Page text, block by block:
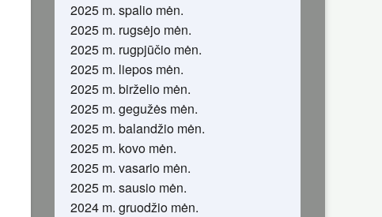
2025 m. spalio mėn.
2025 m. rugsėjo mėn.
2025 m. rugpjūčio mėn.
2025 m. liepos mėn.
2025 m. birželio mėn.
2025 m. gegužės mėn.
2025 m. balandžio mėn.
2025 m. kovo mėn.
2025 m. vasario mėn.
2025 m. sausio mėn.
2024 m. gruodžio mėn.